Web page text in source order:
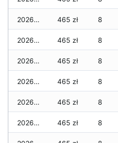
2026-02-12 465 zł 8
2026-02-11 465 zł 8
2026-02-10 465 zł 8
2026-02-09 465 zł 8
2026-02-08 465 zł 8
2026-02-07 465 zł 8